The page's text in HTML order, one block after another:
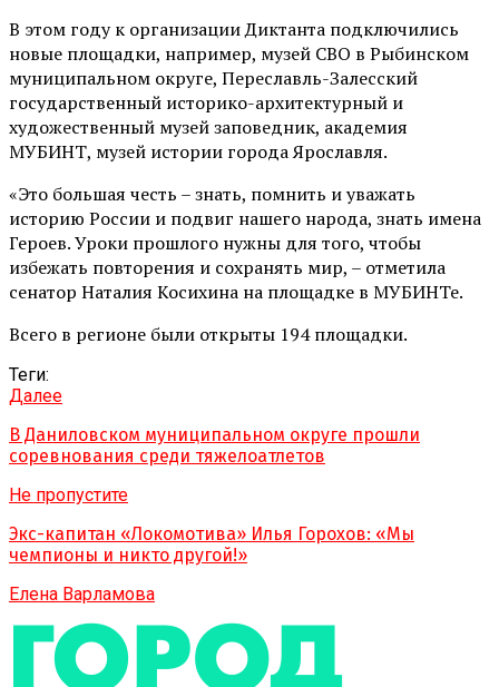
В этом году к организации Диктанта подключились
новые площадки, например, музей СВО в Рыбинском
муниципальном округе, Переславль-Залесский
государственный историко-архитектурный и
художественный музей заповедник, академия
МУБИНТ, музей истории города Ярославля.
«Это большая честь – знать, помнить и уважать
историю России и подвиг нашего народа, знать имена
Героев. Уроки прошлого нужны для того, чтобы
избежать повторения и сохранять мир, – отметила
сенатор Наталия Косихина на площадке в МУБИНТе.
Всего в регионе были открыты 194 площадки.
Теги:
Далее
В Даниловском муниципальном округе прошли
соревнования среди тяжелоатлетов
Не пропустите
Экс-капитан «Локомотива» Илья Горохов: «Мы
чемпионы и никто другой!»
Елена Варламова